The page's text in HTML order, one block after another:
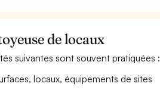
de locaux
suivantes sont souvent pratiquées :
locaux, équipements de sites